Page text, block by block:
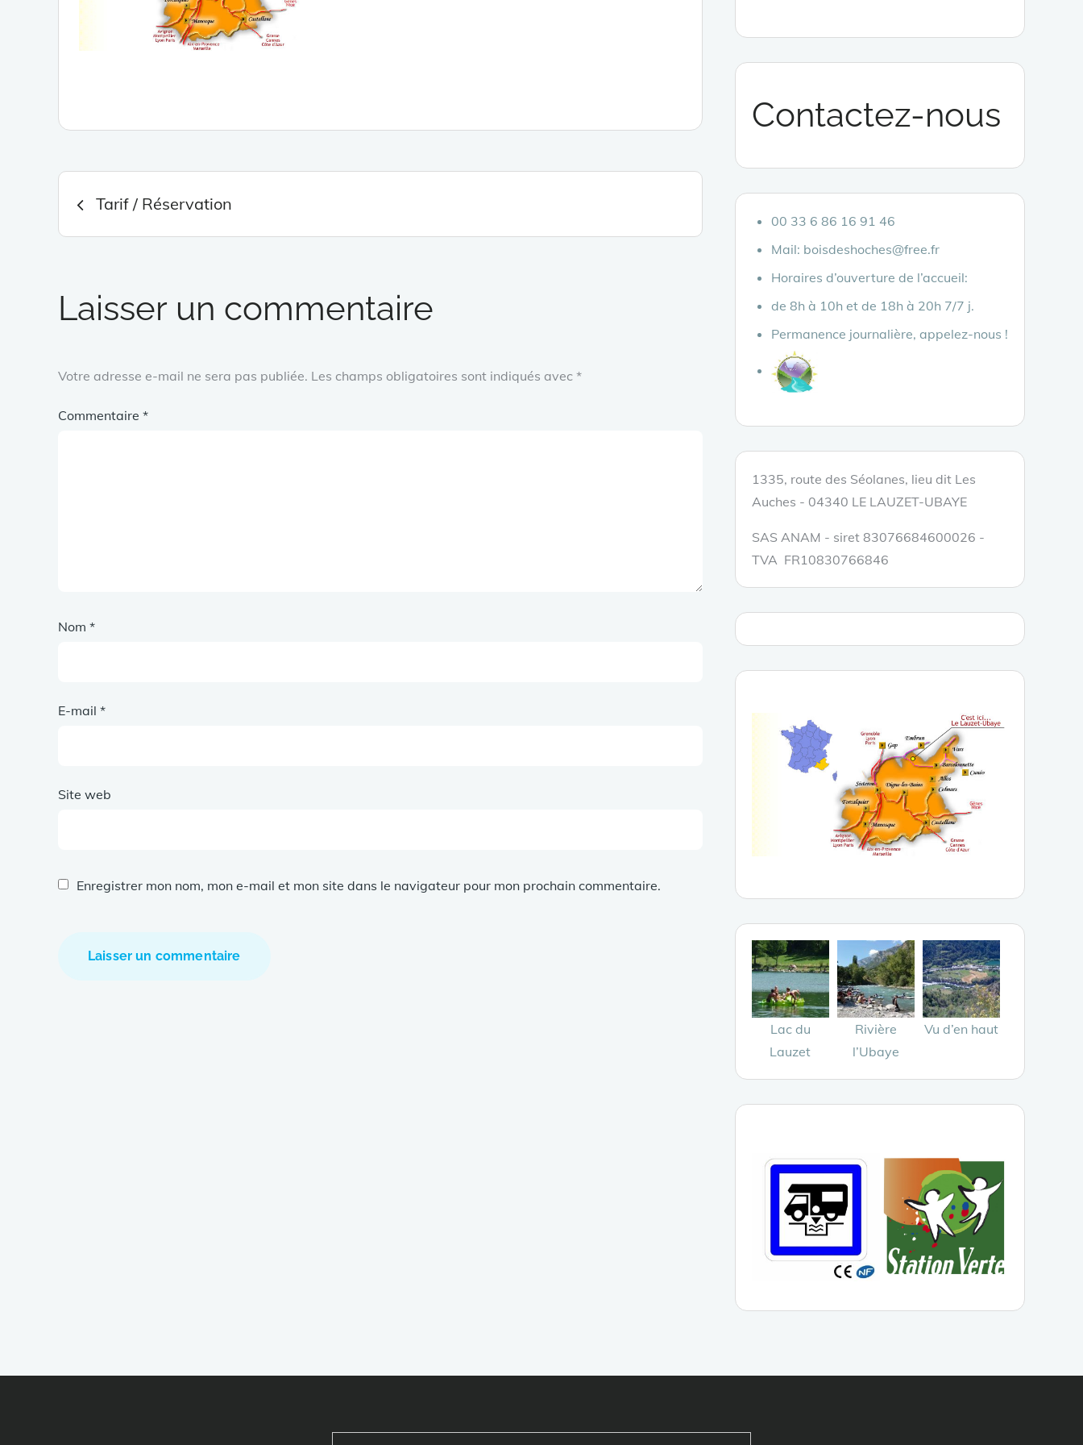
Navigation
de
l’article
Tarif / Réservation
Laisser un commentaire
Votre adresse e-mail ne sera pas publiée. Les champs obligatoires sont indiqués avec *
Commentaire *
Nom *
E-mail *
Site web
Enregistrer mon nom, mon e-mail et mon site dans le navigateur pour mon prochain commentaire.
Contactez-nous
00 33 6 86 16 91 46
Mail: boisdeshoches@free.fr
Horaires d’ouverture de l’accueil:
de 8h à 10h et de 18h à 20h 7/7 j.
Permanence journalière, appelez-nous !
1335, route des Séolanes, lieu dit Les
Auches - 04340 LE LAUZET-UBAYE
SAS ANAM - siret 83076684600026 -
TVA FR10830766846
Lac du
Lauzet
Rivière
l’Ubaye
Vu d’en haut